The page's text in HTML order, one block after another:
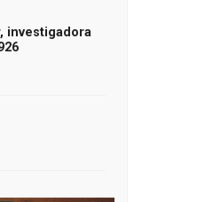
investigadora